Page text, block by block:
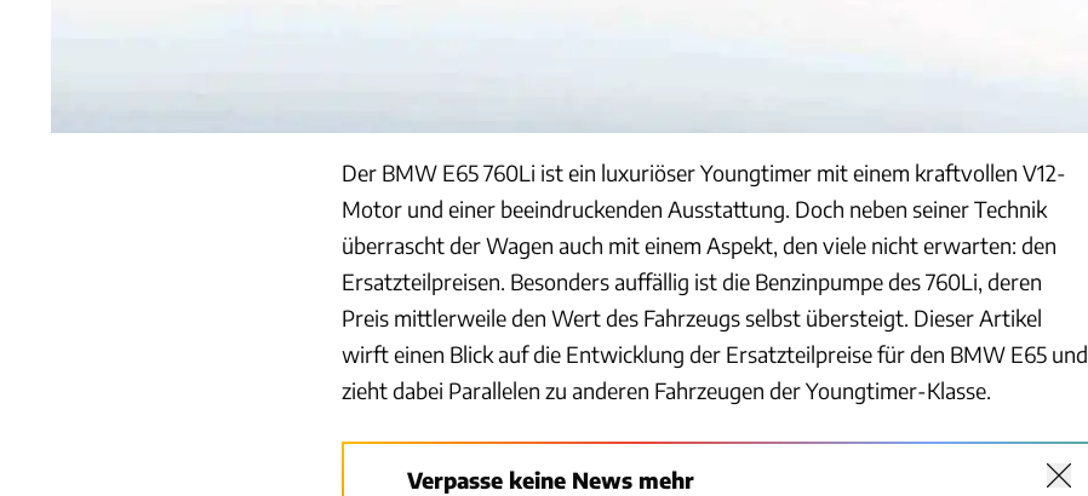
Der BMW E65 760Li ist ein luxuriöser Youngtimer mit einem kraftvollen V12-
Motor und einer beeindruckenden Ausstattung. Doch neben seiner Technik
überrascht der Wagen auch mit einem Aspekt, den viele nicht erwarten: den
Ersatzteilpreisen. Besonders auffällig ist die Benzinpumpe des 760Li, deren
Preis mittlerweile den Wert des Fahrzeugs selbst übersteigt. Dieser Artikel
wirft einen Blick auf die Entwicklung der Ersatzteilpreise für den BMW E65 und
zieht dabei Parallelen zu anderen Fahrzeugen der Youngtimer-Klasse.
Verpasse keine News mehr